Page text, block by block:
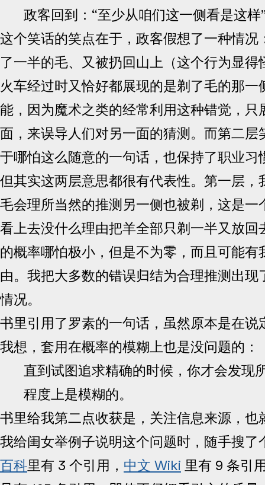
政客回到：“至少从咱们这一侧看是这样
这个笑话的笑点在于，政客假想了一种情况
了一半的毛、又被扔回山上（这个行为显得
火车经过时又恰好都展现的是剃了毛的那一
能，因为魔术之类的经常利用这种错觉，只
面，来误导人们对另一面的猜测。而第二层
于哪怕这么随意的一句话，也保持了职业习
但其实这两层意思都很有代表性。第一层，
毛会理所当然的推测另一侧也被剃，这是一
看上去没什么理由把羊全部只剃一半又放回
的概率哪怕极小，但是不为零，而且可能有
由。我把大多数的错误归结为合理推测出现
情况。
书里引用了罗素的一句话，虽然原本是在说
我想，套用在概率的模糊上也是没问题的：
直到试图追求精确的时候，你才会发现
程度上是模糊的。
书里给我第二点收获是，关注信息来源，也
我给闺女举例子说明这个问题时，随手搜了
百科里有 3 个引用， 中文 Wiki 里有 9 条引